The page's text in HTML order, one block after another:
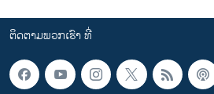
ຕິດຕາມພວກເຮົາ ທີ່